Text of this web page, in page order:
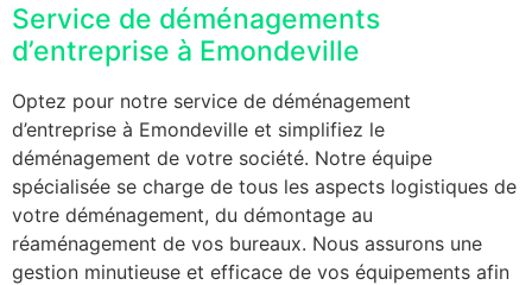
Service de déménagements
d’entreprise à Emondeville
Optez pour notre service de déménagement
d’entreprise à Emondeville et simplifiez le
déménagement de votre société. Notre équipe
spécialisée se charge de tous les aspects logistiques de
votre déménagement, du démontage au
réaménagement de vos bureaux. Nous assurons une
gestion minutieuse et efficace de vos équipements afin